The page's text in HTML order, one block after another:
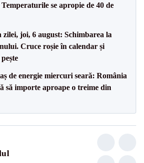
se apropie de 40 de
zilei, joi, 6 august: Schimbarea la
Cruce roșie în calendar și
de energie miercuri seară: România
să importe aproape o treime din